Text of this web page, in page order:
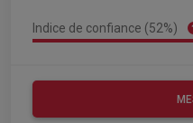
Indice de confiance (52%)